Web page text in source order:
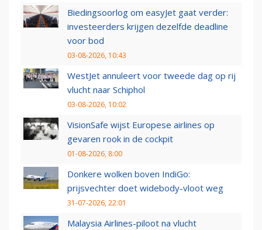
Biedingsoorlog om easyJet gaat verder:
investeerders krijgen dezelfde deadline
voor bod
03-08-2026, 10:43
WestJet annuleert voor tweede dag op rij
vlucht naar Schiphol
03-08-2026, 10:02
VisionSafe wijst Europese airlines op
gevaren rook in de cockpit
01-08-2026, 8:00
Donkere wolken boven IndiGo:
prijsvechter doet widebody-vloot weg
31-07-2026, 22:01
Malaysia Airlines-piloot na vlucht